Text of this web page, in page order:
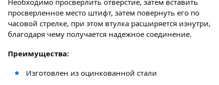
Необходимо просверлить отверстие, затем вставить
просверленное место штифт, затем повернуть его по
часовой стрелке, при этом втулка расширяется изнутри,
благодаря чему получается надежное соединение.
Преимущества:
Изготовлен из оцинкованной стали